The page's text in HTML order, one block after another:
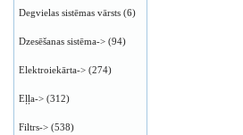
Degvielas sistēmas vārsts (6)
Dzesēšanas sistēma-> (94)
Elektroiekārta-> (274)
Eļļa-> (312)
Filtrs-> (538)